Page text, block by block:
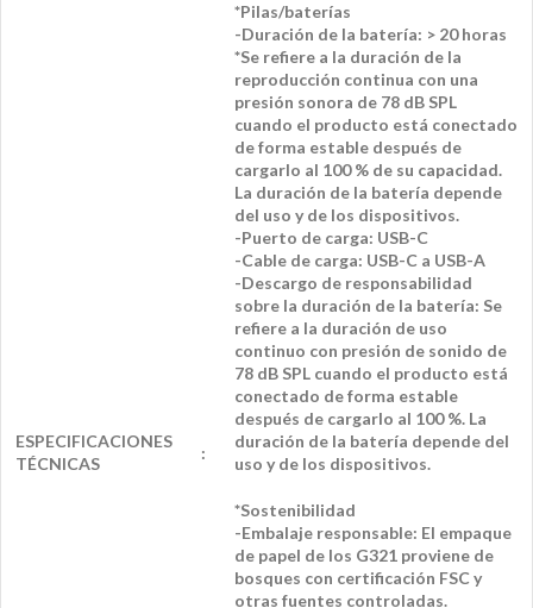
ESPECIFICACIONES
TÉCNICAS
:
*Pilas/baterías
-Duración de la batería: > 20 horas
*Se refiere a la duración de la
reproducción continua con una
presión sonora de 78 dB SPL
cuando el producto está conectado
de forma estable después de
cargarlo al 100 % de su capacidad.
La duración de la batería depende
del uso y de los dispositivos.
-Puerto de carga: USB-C
-Cable de carga: USB-C a USB-A
-Descargo de responsabilidad
sobre la duración de la batería: Se
refiere a la duración de uso
continuo con presión de sonido de
78 dB SPL cuando el producto está
conectado de forma estable
después de cargarlo al 100 %. La
duración de la batería depende del
uso y de los dispositivos.
*Sostenibilidad
-Embalaje responsable: El empaque
de papel de los G321 proviene de
bosques con certificación FSC y
otras fuentes controladas.